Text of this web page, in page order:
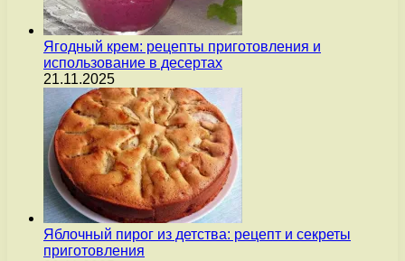
Ягодный крем: рецепты приготовления и
использование в десертах
21.11.2025
Яблочный пирог из детства: рецепт и секреты
приготовления